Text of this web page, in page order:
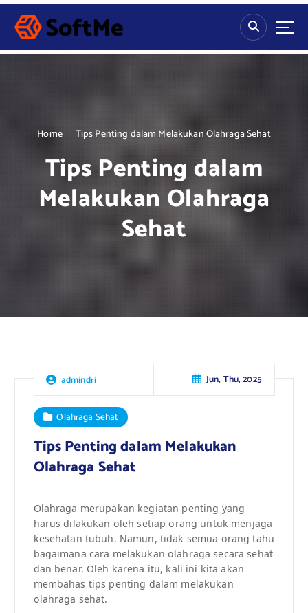
S
p
Home Tips Penting dalam Melakukan Olahraga Sehat
Tips Penting dalam
Melakukan Olahraga
Sehat
admindri Jun, Thu, 2025
Olahraga Sehat
Tips Penting dalam Melakukan
Olahraga Sehat
Olahraga merupakan kegiatan penting yang
harus dilakukan oleh setiap orang untuk menjaga
kesehatan tubuh. Namun, tidak semua orang tahu
bagaimana cara melakukan olahraga secara sehat
dan benar. Oleh karena itu, kali ini kita akan
membahas tips penting dalam melakukan
olahraga sehat.